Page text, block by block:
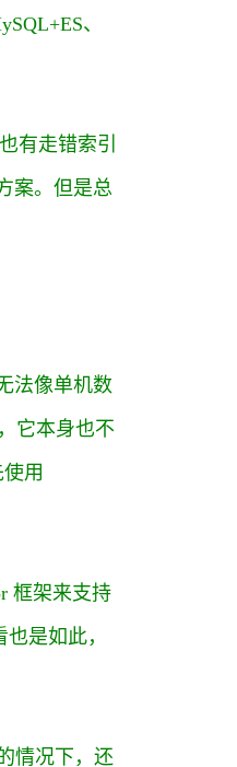
、
有走错索引
案。但是总
法像单机数
它本身也不
用
框架来支持
是如此，
情况下，还